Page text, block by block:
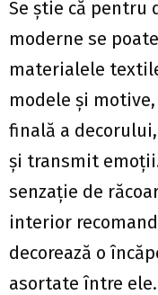
Se ştie că pentru
moderne se
materialele
modele şi
finală a
şi transmit
senzaţie de
interior
decorează o
asortate între